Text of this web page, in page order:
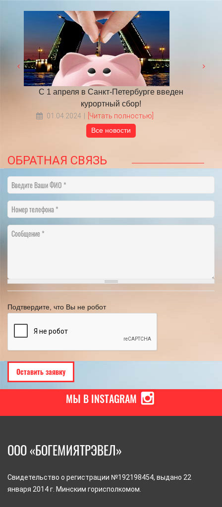
С 1 апреля в Санкт-Петербурге введен
курортный сбор!
01.04.2024 [Читать полностью]
Все новости
ОБРАТНАЯ СВЯЗЬ
Введите Ваши ФИО
Номер телефона
Сообщение
Подтвердите, что Вы не робот
МЫ В INSTAGRAM
ООО «БОГЕМИЯТРЭВЕЛ»
Свидетельство о регистрации №192198454, выдано 22
января 2014 г. Минским горисполкомом.